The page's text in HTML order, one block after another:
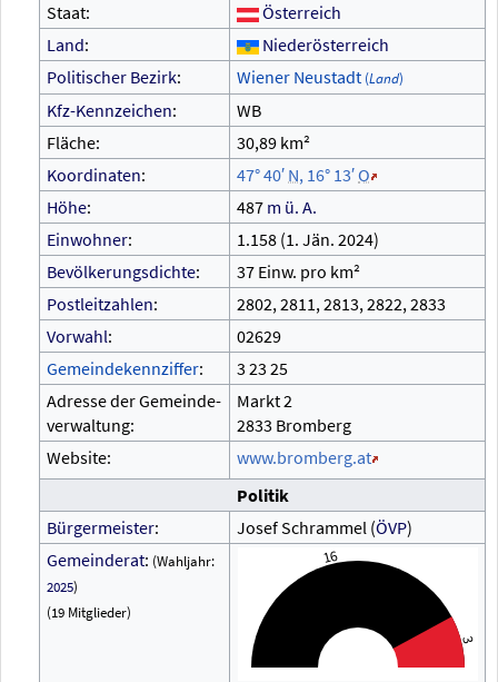
Staat:
Österreich
Land:
Niederösterreich
Politischer Bezirk: Wiener Neustadt (Land)
Kfz-Kennzeichen:
WB
Fläche:
30,89 km²
Koordinaten: 47°40′ N, 16° 13′O
Höhe: 487 m ü. A.
Einwohner: 1.158 (1. Jän. 2024)
Bevölkerungsdichte:
37 Einw. pro km²
Postleitzahlen:
2802, 2811, 2813, 2822, 2833
Vorwahl:
02629
Gemeindekennziffer: 3 23 25
Adresse der Gemeinde-
verwaltung:
Markt 2
2833 Bromberg
Website:
www.bromberg.at
Politik
Bürgermeister: Josef Schrammel (ÖVP)
Gemeinderat: (Wahljahr:
2025)
(19 Mitglieder)
16
3